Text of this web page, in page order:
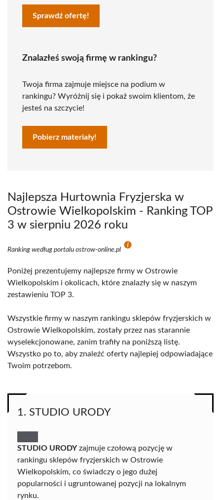
Sprawdź ofertę!
Znalazłeś swoją firmę w rankingu?
Twoja firma zajmuje miejsce na podium w
rankingu? Wyróżnij się i pokaż swoim klientom, że
jesteś na szczycie!
Pobierz materiały!
Najlepsza Hurtownia Fryzjerska w
Ostrowie Wielkopolskim - Ranking TOP
3 w sierpniu 2026 roku
Ranking według portalu ostrow-online.pl
Poniżej prezentujemy najlepsze firmy w Ostrowie
Wielkopolskim i okolicach, które znalazły się w naszym
zestawieniu TOP 3.
Wszystkie firmy w naszym rankingu sklepów fryzjerskich w
Ostrowie Wielkopolskim, zostały przez nas starannie
wyselekcjonowane, zanim trafiły na poniższą listę.
Wszystko po to, aby znaleźć oferty najlepiej odpowiadające
Twoim potrzebom.
1. STUDIO URODY
STUDIO URODYzajmuje czołową pozycję w
rankingu sklepów fryzjerskich w Ostrowie
Wielkopolskim, co świadczy o jego dużej
popularności i ugruntowanej pozycji na lokalnym
rynku.